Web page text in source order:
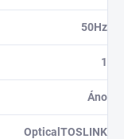
50Hz
1
Áno
OpticalTOSLINK